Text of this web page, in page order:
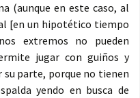
(aunque en este caso, al
[en un hipotético tiempo
extremos no pueden
jugar con guiños y
su parte, porque no tienen
yendo en busca de